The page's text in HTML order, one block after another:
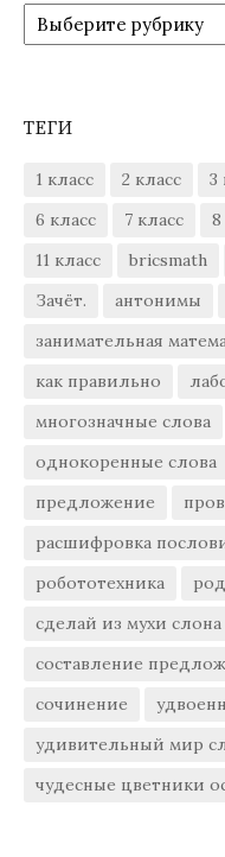
Рубрики
ТЕГИ
1 класс 2 класс 3
6 класс
7 класс 8
11 класс
bricsmath
Зачёт.
антонимы
занимательная
как правильно
многозначные слова
однокоренные слова
предложение
расшифровка
робототехника
сделай из мухи слона
составление
сочинение
удивительный мир
чудесные цветники